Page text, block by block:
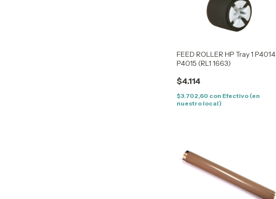
FEED ROLLER HP Tray 1 P4014
P4015 (RL1 1663)
$4.114
$3.702,60 con Efectivo (en
nuestro local)